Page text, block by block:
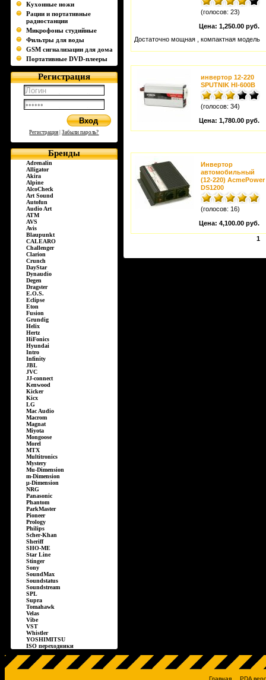
Кухонные ножи
Рации и портативные
радиостанции
Микрофоны студийные
Фильтры для воды
GSM сигнализации для дома
Портативные DVD-плееры
Регистрация
Регистрация |Забыли пароль?
Бренды
Adrenalin
Alligator
Akira
Alpine
AlcoCheck
Art Sound
Autofun
Audio Art
ATM
AVS
Avis
Blaupunkt
CALEARO
Challenger
Clarion
Crunch
DayStar
Dynaudio
Degen
Dragster
E.O.S.
Eclipse
Eton
Fusion
Grundig
Helix
Hertz
HiFonics
Hyundai
Intro
Infinity
JBL
JVC
JJ-connect
Kenwood
Kicker
Kicx
LG
Mac Audio
Macrom
Magnat
Miyota
Mongoose
Morel
MTX
Multitronics
Mystery
Mu-Dimension
m-Dimension
µ-Dimension
NRG
Panasonic
Phantom
ParkMaster
Pioneer
Prology
Philips
Scher-Khan
Sheriff
SHO-ME
Star Line
Stinger
Sony
SoundMax
Soundstatus
Soundstream
SPL
Supra
Tomahawk
Velas
Vibe
VST
Whistler
YOSHIMITSU
ISO переходники
(голосов: 23)
Цена: 1,250.00 руб.
Достаточно мощная , компактная модель
инвертор 12-220
SPUTNIK HI-600B
(голосов: 34)
Цена: 1,780.00 руб.
Инвертор
автомобильный
(12-220) AcmePower
DS1200
(голосов: 16)
Цена: 4,100.00 руб.
1
Главная PDA